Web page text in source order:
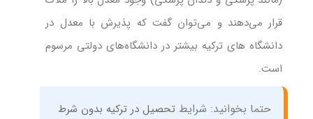
قرار می‌دهند و می‌توان گفت که پذیرش با معدل در
دانشگاه های ترکیه بیشتر در دانشگاه‌های دولتی مرسوم
است.
حتما بخوانید: شرایط تحصیل در ترکیه بدون شرط